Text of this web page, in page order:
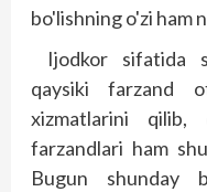
bo'lishning o'zi ham
Ijodkor sifatida
qaysiki farzand
xizmatlarini qilib,
farzandlari ham
Bugun shunday